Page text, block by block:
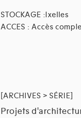
STOCKAGE :Ixelles
ACCES : Accès
[ARCHIVES > SÉRIE]
Projets